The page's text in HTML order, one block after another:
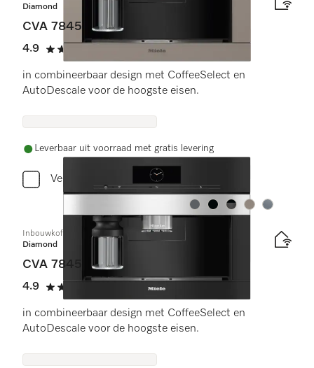
Diamond
CVA 7845
4.9
4.9 sterren op 5
(11 beoordelingen)
in combineerbaar design met CoffeeSelect en
AutoDescale voor de hoogste eisen.
Leverbaar uit voorraad met gratis levering
Vergelijken
Kleur:Kleur:Kleur:Kleur:Kleur:
Inbouwkoffiemachine met DirectWater
Diamond
CVA 7845
4.9
4.9 sterren op 5
(11 beoordelingen)
in combineerbaar design met CoffeeSelect en
AutoDescale voor de hoogste eisen.